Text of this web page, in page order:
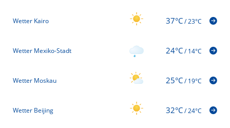
Wetter Kairo 37°C/23°C
Wetter Mexiko-Stadt 24°C/14°C
Wetter Moskau 25°C/19°C
Wetter Beijing 32°C/24°C